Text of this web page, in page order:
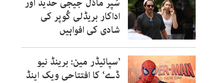
اداکار بریڈلی کُوپر کی
شادی کی افواہیں
’سپائیڈر مین: برینڈ نیو
ڈے‘ کا افتتاحی ویک اینڈ